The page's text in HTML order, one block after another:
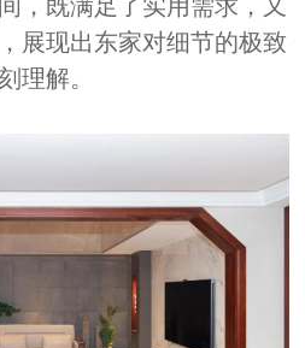
，既满足了实用需求，又
展现出东家对细节的极致
理解。